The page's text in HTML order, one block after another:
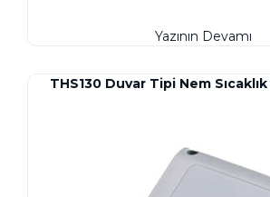
Yazının Devamı
THS130 Duvar Tipi Nem